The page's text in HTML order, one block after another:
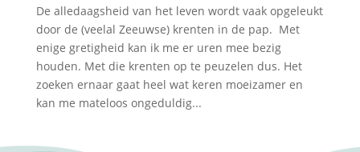
De alledaagsheid van het leven wordt vaak opgeleukt
door de (veelal Zeeuwse) krenten in de pap. Met
enige gretigheid kan ik me er uren mee bezig
houden. Met die krenten op te peuzelen dus. Het
zoeken ernaar gaat heel wat keren moeizamer en
kan me mateloos ongeduldig...